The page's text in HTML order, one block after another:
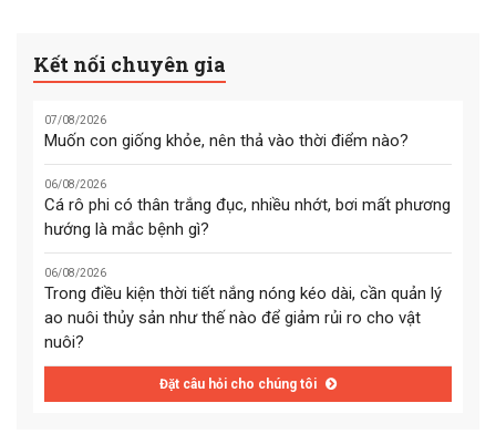
Kết nối chuyên gia
07/08/2026
Muốn con giống khỏe, nên thả vào thời điểm nào?
06/08/2026
Cá rô phi có thân trắng đục, nhiều nhớt, bơi mất phương
hướng là mắc bệnh gì?
06/08/2026
Trong điều kiện thời tiết nắng nóng kéo dài, cần quản lý
ao nuôi thủy sản như thế nào để giảm rủi ro cho vật
nuôi?
Đặt câu hỏi cho chúng tôi